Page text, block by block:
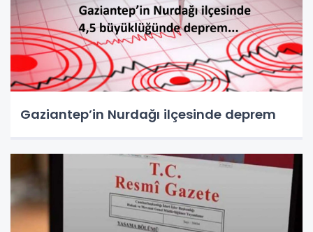
Gaziantep’in Nurdağı ilçesinde deprem